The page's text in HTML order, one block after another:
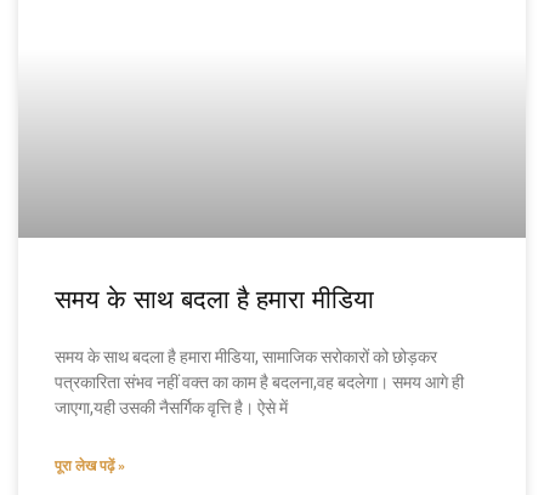
समय के साथ बदला है हमारा मीडिया
समय के साथ बदला है हमारा मीडिया, सामाजिक सरोकारों को छोड़कर
पत्रकारिता संभव नहीं वक्त का काम है बदलना,वह बदलेगा। समय आगे ही
जाएगा,यही उसकी नैसर्गिक वृत्ति है। ऐसे में
पूरा लेख पढ़ें »